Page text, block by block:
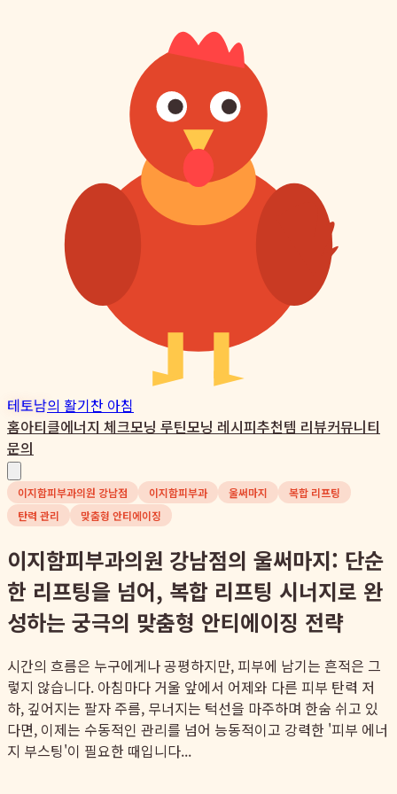
테토남의 활기찬 아침
홈아티클에너지 체크모닝 루틴모닝 레시피추천템 리뷰커뮤니티
문의
이지함피부과의원 강남점 이지함피부과 울써마지
복합 리프팅
탄력 관리
맞춤형 안티에이징
이지함피부과의원 강남점의 울써마지: 단순
한 리프팅을 넘어, 복합 리프팅 시너지로 완
성하는 궁극의 맞춤형 안티에이징 전략
시간의 흐름은 누구에게나 공평하지만, 피부에 남기는 흔적은 그
렇지 않습니다. 아침마다 거울 앞에서 어제와 다른 피부 탄력 저
하, 깊어지는 팔자 주름, 무너지는 턱선을 마주하며 한숨 쉬고 있
다면, 이제는 수동적인 관리를 넘어 능동적이고 강력한 '피부 에너
지 부스팅'이 필요한 때입니다...